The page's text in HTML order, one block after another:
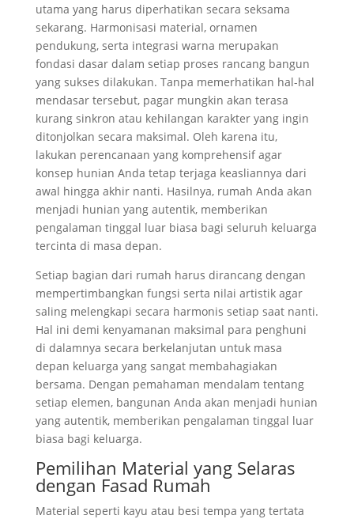
utama yang harus diperhatikan secara seksama
sekarang. Harmonisasi material, ornamen
pendukung, serta integrasi warna merupakan
fondasi dasar dalam setiap proses rancang bangun
yang sukses dilakukan. Tanpa memerhatikan hal-hal
mendasar tersebut, pagar mungkin akan terasa
kurang sinkron atau kehilangan karakter yang ingin
ditonjolkan secara maksimal. Oleh karena itu,
lakukan perencanaan yang komprehensif agar
konsep hunian Anda tetap terjaga keasliannya dari
awal hingga akhir nanti. Hasilnya, rumah Anda akan
menjadi hunian yang autentik, memberikan
pengalaman tinggal luar biasa bagi seluruh keluarga
tercinta di masa depan.
Setiap bagian dari rumah harus dirancang dengan
mempertimbangkan fungsi serta nilai artistik agar
saling melengkapi secara harmonis setiap saat nanti.
Hal ini demi kenyamanan maksimal para penghuni
di dalamnya secara berkelanjutan untuk masa
depan keluarga yang sangat membahagiakan
bersama. Dengan pemahaman mendalam tentang
setiap elemen, bangunan Anda akan menjadi hunian
yang autentik, memberikan pengalaman tinggal luar
biasa bagi keluarga.
Pemilihan Material yang Selaras
dengan Fasad Rumah
Material seperti kayu atau besi tempa yang tertata